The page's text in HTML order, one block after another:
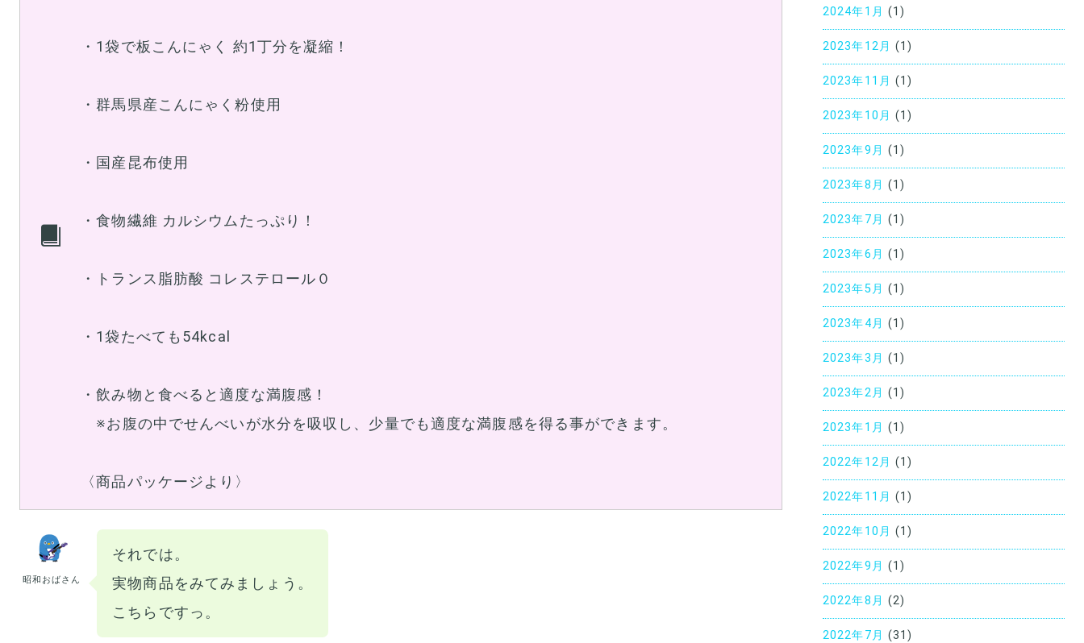
・1袋で板こんにゃく 約1丁分を凝縮！
・群馬県産こんにゃく粉使用
・国産昆布使用
・食物繊維 カルシウムたっぷり！
・トランス脂肪酸 コレステロール０
・1袋たべても54kcal
・飲み物と食べると適度な満腹感！
※お腹の中でせんべいが水分を吸収し、少量でも適度な満腹感を得る事ができます。
〈商品パッケージより〉
昭和おばさん
それでは。
実物商品をみてみましょう。
こちらですっ。
2024年1月 (1)
2023年12月 (1)
2023年11月 (1)
2023年10月 (1)
2023年9月 (1)
2023年8月 (1)
2023年7月 (1)
2023年6月 (1)
2023年5月 (1)
2023年4月 (1)
2023年3月 (1)
2023年2月 (1)
2023年1月 (1)
2022年12月 (1)
2022年11月 (1)
2022年10月 (1)
2022年9月 (1)
2022年8月 (2)
2022年7月 (31)